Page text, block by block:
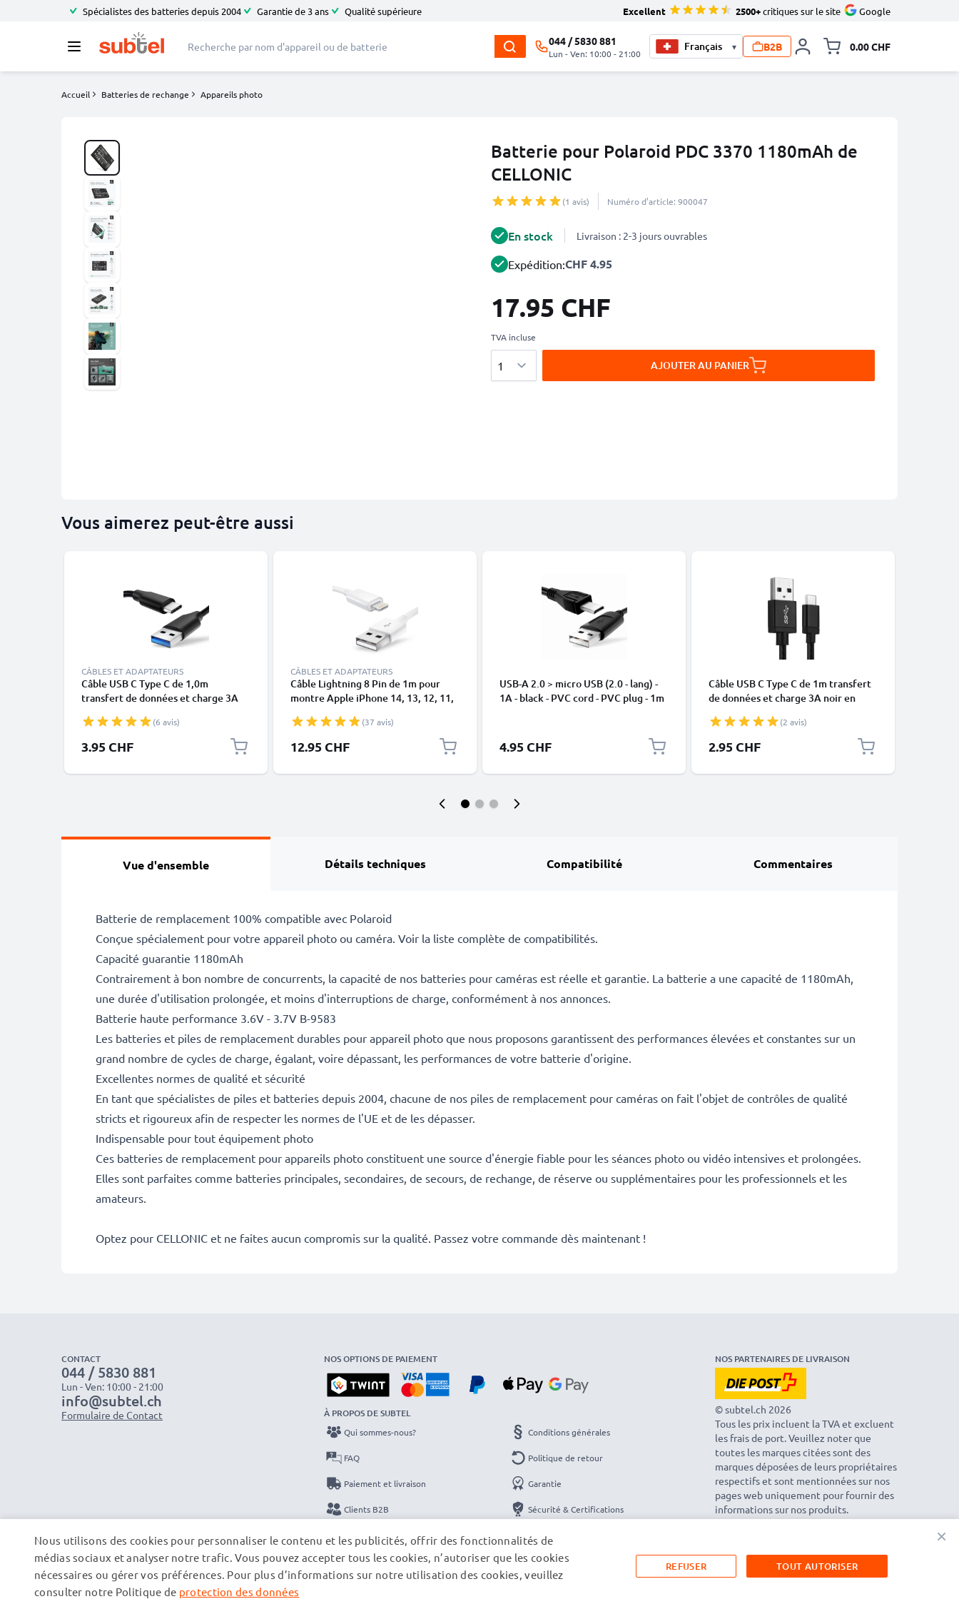
Spécialistes des batteries depuis 2004 Garantie de 3 ans Qualité supérieure Excellent 2500+critiques sur le site Google
044 / 5830 881
Lun - Ven: 10:00 - 21:00
▾ B2B 0.00 CHF
Accueil Batteries de rechange Appareils photo
Batterie pour Polaroid PDC 3370 1180mAh de
CELLONIC
(1 avis) Numéro d’article: 900047
En stock Livraison : 2-3 jours ouvrables
Expédition:CHF 4.95
17.95 CHF
TVA incluse
AJOUTER AU PANIER
Vous aimerez peut-être aussi
CÂBLES ET ADAPTATEURS
Câble USB C Type C de 1,0m
transfert de données et charge 3A
(6 avis)
3.95 CHF
CÂBLES ET ADAPTATEURS
Câble Lightning 8 Pin de 1m pour
montre Apple iPhone 14, 13, 12, 11,
blanc en
(37 avis)
12.95 CHF
USB-A 2.0 > micro USB (2.0 - lang) -
1A - black - PVC cord - PVC plug - 1m
4.95 CHF
Câble USB C Type C de 1m transfert
de données et charge 3A noir en
(2 avis)
2.95 CHF
Vue d'ensemble Détails techniques Compatibilité Commentaires
Batterie de remplacement 100% compatible avec Polaroid
Conçue spécialement pour votre appareil photo ou caméra. Voir la liste complète de compatibilités.
Capacité guarantie 1180mAh
Contrairement à bon nombre de concurrents, la capacité de nos batteries pour caméras est réelle et garantie. La batterie a une capacité de 1180mAh,
une durée d'utilisation prolongée, et moins d'interruptions de charge, conformément à nos annonces.
Batterie haute performance 3.6V - 3.7V B-9583
Les batteries et piles de remplacement durables pour appareil photo que nous proposons garantissent des performances élevées et constantes sur un
grand nombre de cycles de charge, égalant, voire dépassant, les performances de votre batterie d'origine.
Excellentes normes de qualité et sécurité
En tant que spécialistes de piles et batteries depuis 2004, chacune de nos piles de remplacement pour caméras on fait l'objet de contrôles de qualité
stricts et rigoureux afin de respecter les normes de l'UE et de les dépasser.
Indispensable pour tout équipement photo
Ces batteries de remplacement pour appareils photo constituent une source d'énergie fiable pour les séances photo ou vidéo intensives et prolongées.
Elles sont parfaites comme batteries principales, secondaires, de secours, de rechange, de réserve ou supplémentaires pour les professionnels et les
amateurs.
Optez pour CELLONIC et ne faites aucun compromis sur la qualité. Passez votre commande dès maintenant !
CONTACT
044 / 5830 881
Lun - Ven: 10:00 - 21:00
info@subtel.ch
Formulaire de Contact
NOS OPTIONS DE PAIEMENT
À PROPOS DE SUBTEL
Qui sommes-nous?
FAQ
Paiement et livraison
Clients B2B
Catalogues
Contact
Conditions générales
Politique de retour
Garantie
Sécurité & Certifications
Protection des données
Mentions légales
NOS PARTENAIRES DE LIVRAISON
© subtel.ch 2026
Tous les prix incluent la TVA et excluent
les frais de port. Veuillez noter que
toutes les marques citées sont des
marques déposées de leurs propriétaires
respectifs et sont mentionnées sur nos
pages web uniquement pour fournir des
informations sur nos produits.
×
Nous utilisons des cookies pour personnaliser le contenu et les publicités, offrir des fonctionnalités de
médias sociaux et analyser notre trafic. Vous pouvez accepter tous les cookies, n’autoriser que les cookies
nécessaires ou gérer vos préférences. Pour plus d’informations sur notre utilisation des cookies, veuillez
consulter notre Politique de protection des données
TOUT AUTORISER
REFUSER